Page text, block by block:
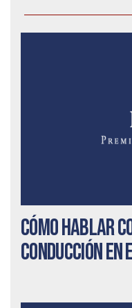
Cómo hablar
conducción en